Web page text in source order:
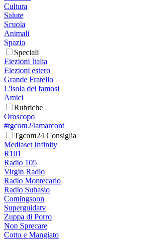
Cultura
Salute
Scuola
Animali
Spazio
Speciali
Elezioni Italia
Elezioni estero
Grande Fratello
L'isola dei famosi
Amici
Rubriche
Oroscopo
#tgcom24amarcord
Tgcom24 Consiglia
Mediaset Infinity
R101
Radio 105
Virgin Radio
Radio Montecarlo
Radio Subasio
Comingsoon
Superguidatv
Zuppa di Porro
Non Sprecare
Cotto e Mangiato